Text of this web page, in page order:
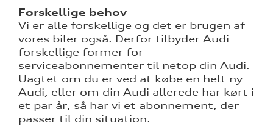
Forskellige behov
Vi er alle forskellige og det er brugen af
vores biler også. Derfor tilbyder Audi
forskellige former for
serviceabonnementer til netop din Audi.
Uagtet om du er ved at købe en helt ny
Audi, eller om din Audi allerede har kørt i
et par år, så har vi et abonnement, der
passer til din situation.